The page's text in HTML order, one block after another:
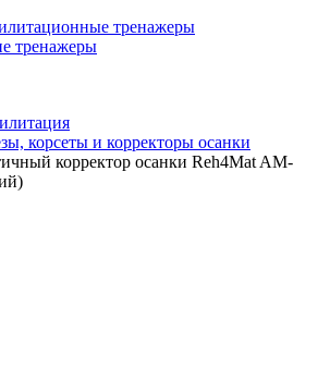
тренажеры
тренажеры
корсеты и корректоры осанки
корректор осанки Reh4Mat AM-